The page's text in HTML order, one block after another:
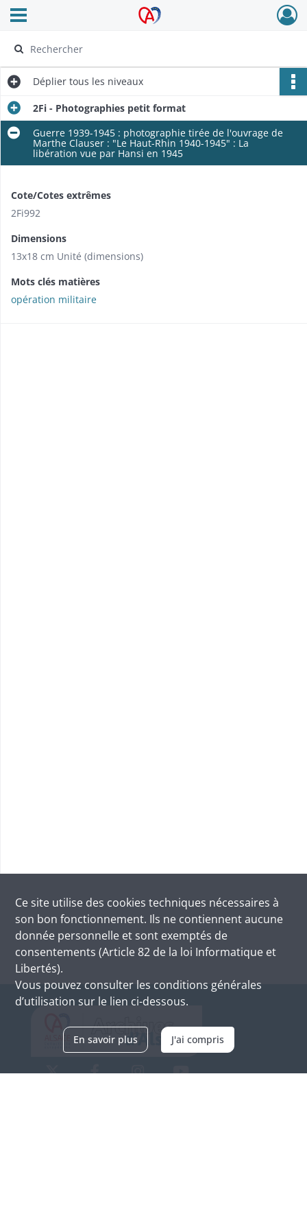
Archives Alsace - Colmar
Ouvrir le menu déroulant
Déplier tous les niveaux
2Fi - Photographies petit format
Guerre 1939-1945 : photographie tirée de l'ouvrage de
Marthe Clauser : "Le Haut-Rhin 1940-1945" : La
libération vue par Hansi en 1945
Cote/Cotes extrêmes
2Fi992
Dimensions
13x18 cm Unité (dimensions)
Mots clés matières
opération militaire
Ce site utilise des cookies techniques nécessaires à
son bon fonctionnement. Ils ne contiennent aucune
donnée personnelle et sont exemptés de
consentements (Article 82 de la loi Informatique et
Libertés).
Vous pouvez consulter les conditions générales
d’utilisation sur le lien ci-dessous.
En savoir plus J'ai compris